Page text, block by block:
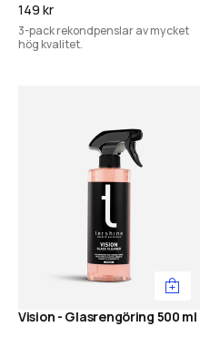
149 kr
3-pack rekondpenslar av mycket
hög kvalitet.
Vision - Glasrengöring 500 ml